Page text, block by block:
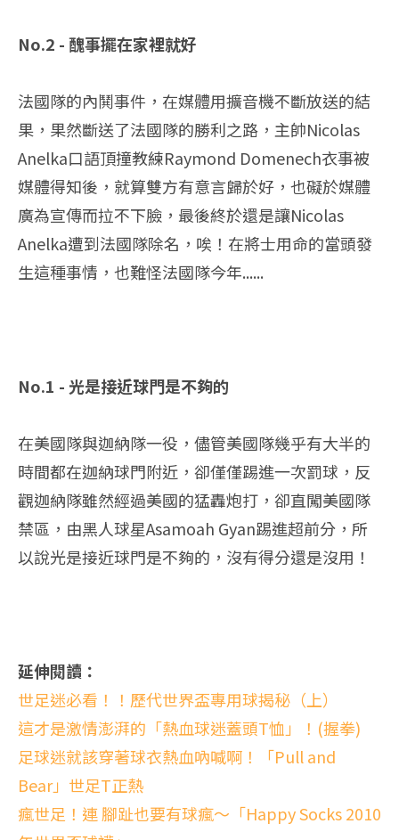
No.2 - 醜事擺在家裡就好
法國隊的內鬨事件，在媒體用擴音機不斷放送的結
果，果然斷送了法國隊的勝利之路，主帥Nicolas
Anelka口語頂撞教練Raymond Domenech衣事被
媒體得知後，就算雙方有意言歸於好，也礙於媒體
廣為宣傳而拉不下臉，最後終於還是讓Nicolas
Anelka遭到法國隊除名，唉！在將士用命的當頭發
生這種事情，也難怪法國隊今年......
No.1 - 光是接近球門是不夠的
在美國隊與迦納隊一役，儘管美國隊幾乎有大半的
時間都在迦納球門附近，卻僅僅踢進一次罰球，反
觀迦納隊雖然經過美國的猛轟炮打，卻直闖美國隊
禁區，由黑人球星Asamoah Gyan踢進超前分，所
以說光是接近球門是不夠的，沒有得分還是沒用！
延伸閱讀：
世足迷必看！！歷代世界盃專用球揭秘（上）
這才是激情澎湃的「熱血球迷蓋頭T恤」！(握拳)
足球迷就該穿著球衣熱血吶喊啊！「Pull and
Bear」世足T正熱
瘋世足！連 腳趾也要有球瘋～「Happy Socks 2010